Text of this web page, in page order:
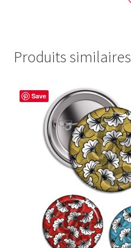
Produits similaires
Save